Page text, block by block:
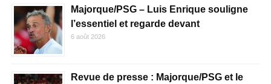
Majorque/PSG – Luis Enrique souligne
l’essentiel et regarde devant
6 août 2026
Revue de presse : Majorque/PSG et le